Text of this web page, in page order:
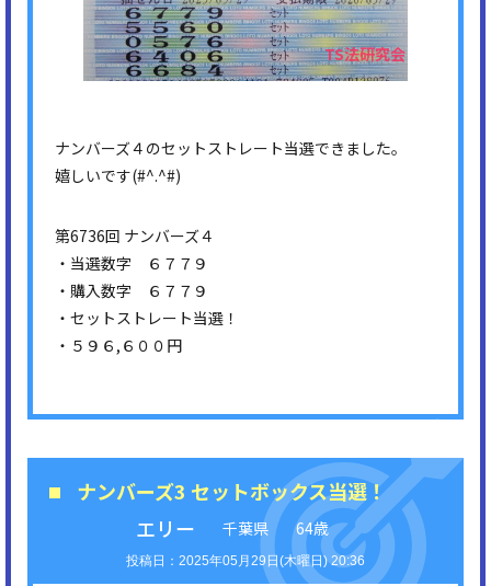
ナンバーズ４のセットストレート当選できました。
嬉しいです(#^.^#)
第6736回 ナンバーズ４
・当選数字 ６７７９
・購入数字 ６７７９
・セットストレート当選！
・５９６,６００円
ナンバーズ3 セットボックス当選！
エリー
千葉県 64歳
2025年05月29日(木曜日) 20:36